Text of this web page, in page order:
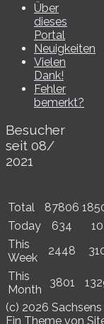
Über
dieses
Portal
Neuigkeiten
Vielen
Dank!
Fehler
bemerkt?
Besucher
seit 08/​
2021
Total 87806
Today
634
This
Week
2448
This
Month
3801
(c) 2026
Ein Theme von